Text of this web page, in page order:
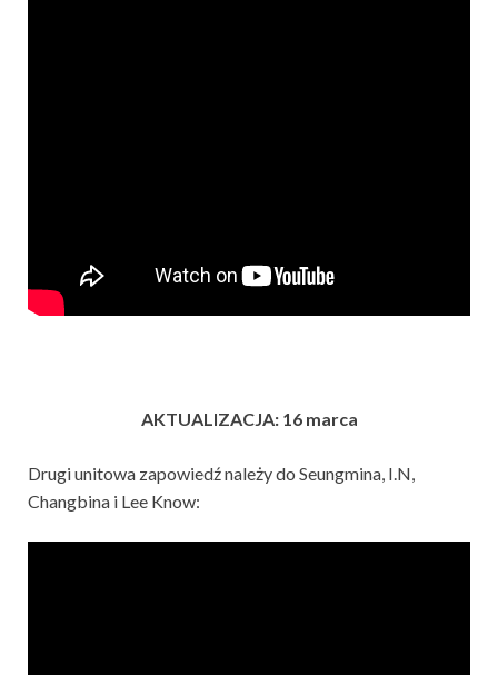
AKTUALIZACJA: 16 marca
Drugi unitowa zapowiedź należy do Seungmina, I.N,
Changbina i Lee Know: